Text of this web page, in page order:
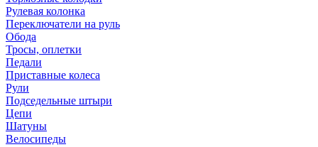
Рулевая колонка
Переключатели на руль
Обода
Тросы, оплетки
Педали
Приставные колеса
Рули
Подседельные штыри
Цепи
Шатуны
Велосипеды